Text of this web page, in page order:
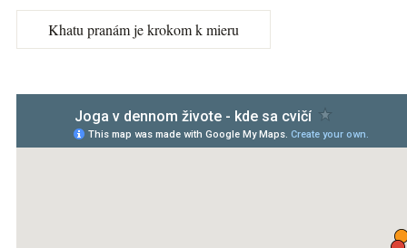
Khatu pranám je krokom k mieru